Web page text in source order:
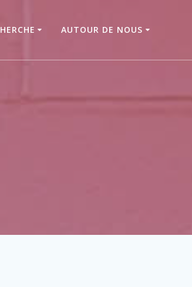
AUTOUR DE NOUS